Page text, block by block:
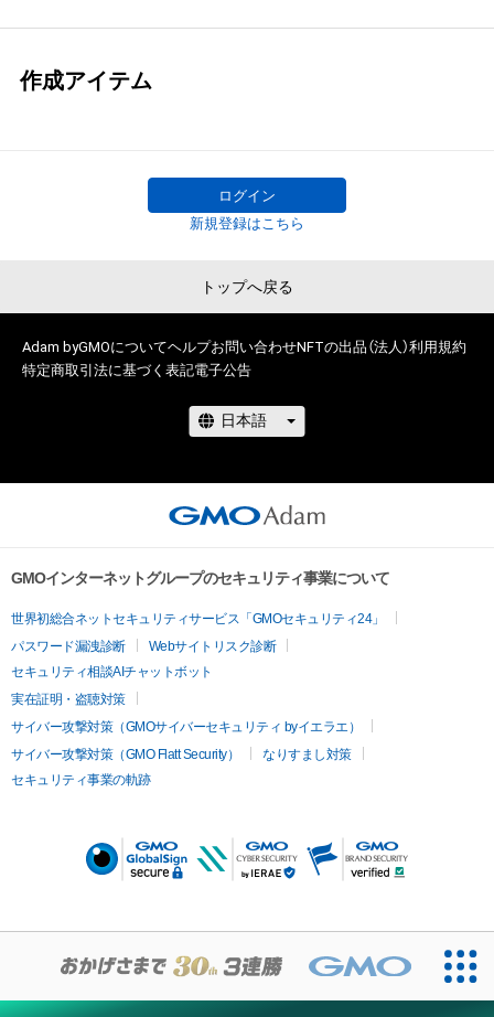
作成アイテム
ログイン
新規登録はこちら
トップへ戻る
Adam byGMOについてヘルプお問い合わせNFTの出品（法人）利用規約
特定商取引法に基づく表記電子公告
GMOインターネットグループのセキュリティ事業について
世界初総合ネットセキュリティサービス「GMOセキュリティ24」
パスワード漏洩診断
Webサイトリスク診断
セキュリティ相談AIチャットボット
実在証明・盗聴対策
サイバー攻撃対策（GMOサイバーセキュリティ byイエラエ）
サイバー攻撃対策（GMO Flatt Security）
なりすまし対策
セキュリティ事業の軌跡